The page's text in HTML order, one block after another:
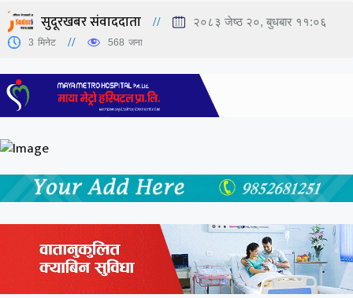
सुदूरखबर संवाददाता २०८३ जेष्ठ २०, बुधबार ११:०६
3 मिनेट 568 जना